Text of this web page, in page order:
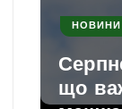
НОВИНИ
що